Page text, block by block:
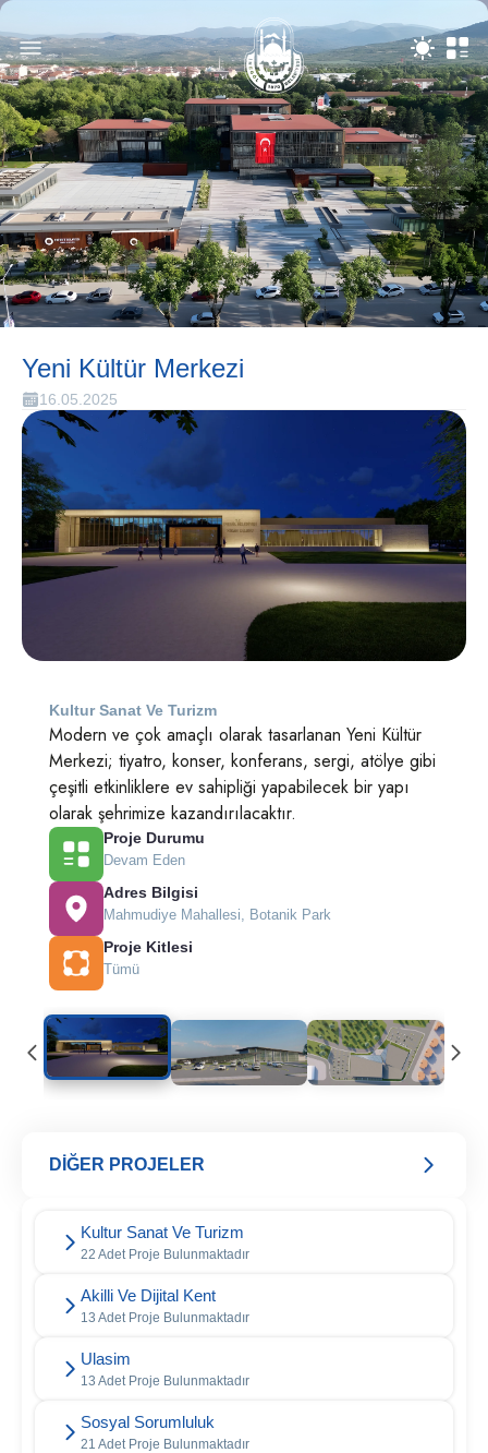
Yeni Kültür Merkezi
16.05.2025
Kultur Sanat Ve Turizm
Modern ve çok amaçlı olarak tasarlanan Yeni Kültür
Merkezi; tiyatro, konser, konferans, sergi, atölye gibi
çeşitli etkinliklere ev sahipliği yapabilecek bir yapı
olarak şehrimize kazandırılacaktır.
Proje Durumu
Devam Eden
Adres Bilgisi
Mahmudiye Mahallesi, Botanik Park
Proje Kitlesi
Tümü
DİĞER PROJELER
Kultur Sanat Ve Turizm
22 Adet Proje Bulunmaktadır
Akilli Ve Dijital Kent
13 Adet Proje Bulunmaktadır
Ulasim
13 Adet Proje Bulunmaktadır
Sosyal Sorumluluk
21 Adet Proje Bulunmaktadır